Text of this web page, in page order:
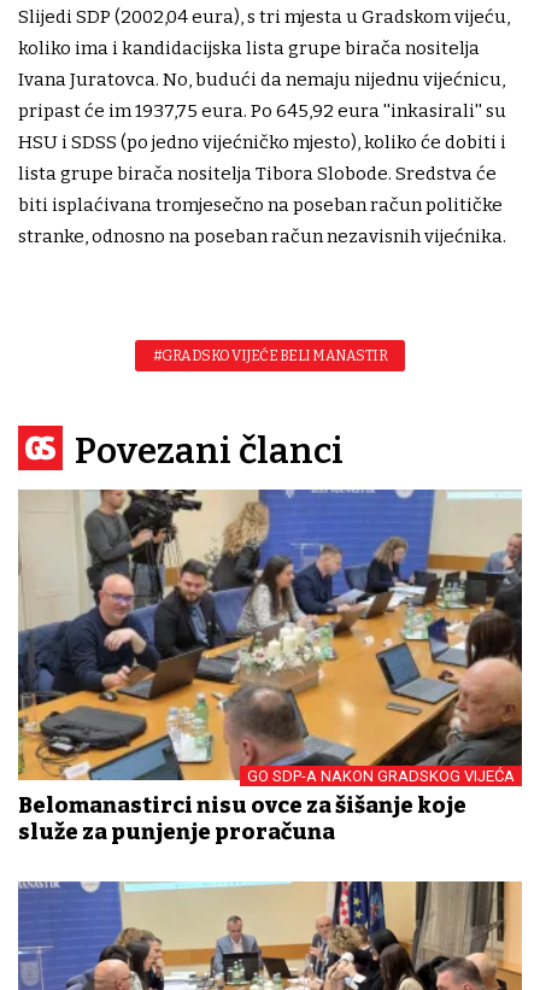
Slijedi SDP (2002,04 eura), s tri mjesta u Gradskom vijeću,
koliko ima i kandidacijska lista grupe birača nositelja
Ivana Juratovca. No, budući da nemaju nijednu vijećnicu,
pripast će im 1937,75 eura. Po 645,92 eura ''inkasirali'' su
HSU i SDSS (po jedno vijećničko mjesto), koliko će dobiti i
lista grupe birača nositelja Tibora Slobode. Sredstva će
biti isplaćivana tromjesečno na poseban račun političke
stranke, odnosno na poseban račun nezavisnih vijećnika.
#GRADSKO VIJEĆE BELI MANASTIR
Povezani članci
GO SDP-A NAKON GRADSKOG VIJEĆA
Belomanastirci nisu ovce za šišanje koje
služe za punjenje proračuna